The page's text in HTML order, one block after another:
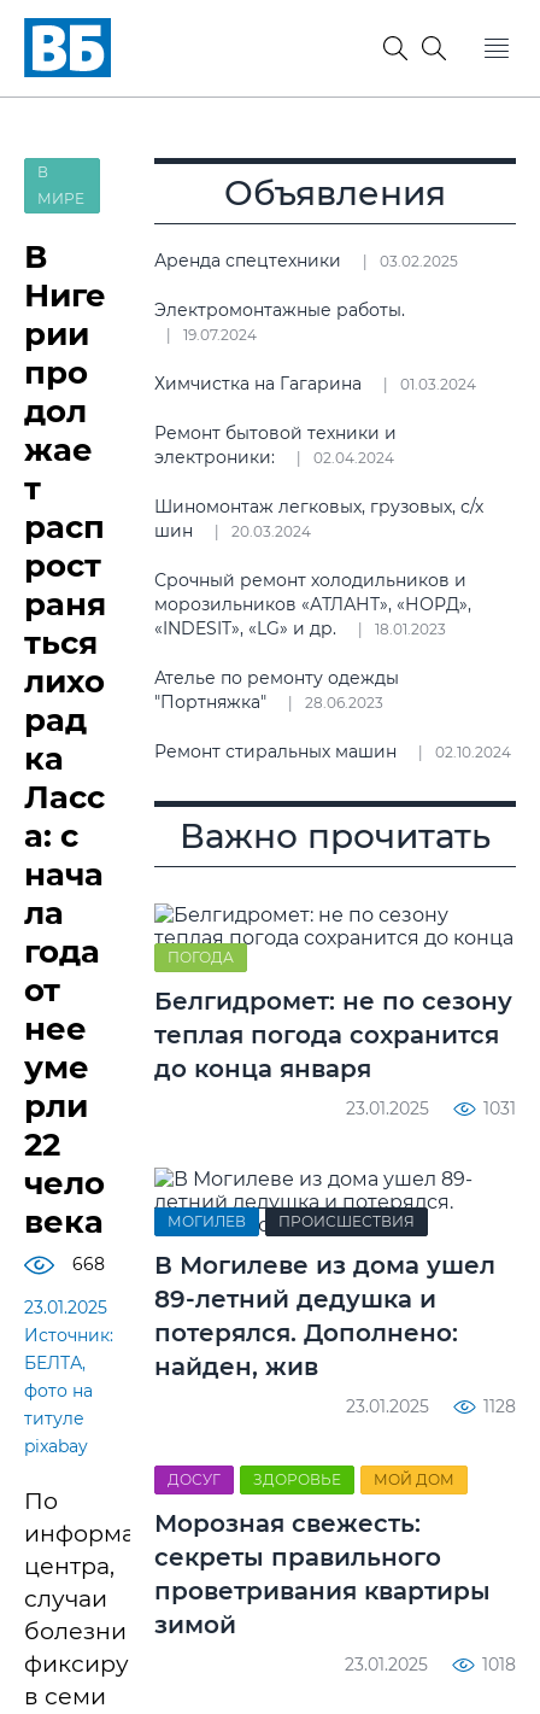
В
МИРЕ
В
Ниге
рии
про
дол
жае
т
расп
рост
раня
ться
лихо
рад
ка
Ласс
а: с
нача
ла
года
от
нее
уме
рли
22
чело
века
668
23.01.2025
Источник:
БЕЛТА,
фото на
титуле
pixabay
По
информации
центра,
случаи
болезни
фиксируются
в семи
Объявления
Аренда спецтехники 03.02.2025
Электромонтажные работы.
19.07.2024
Химчистка на Гагарина 01.03.2024
Ремонт бытовой техники и
электроники:
02.04.2024
Шиномонтаж легковых, грузовых, с/х
шин
20.03.2024
Срочный ремонт холодильников и
морозильников «АТЛАНТ», «НОРД»,
«INDESIT», «LG» и др.
18.01.2023
Ателье по ремонту одежды
"Портняжка"
28.06.2023
Ремонт стиральных машин 02.10.2024
Важно прочитать
ПОГОДА
Белгидромет: не по сезону
теплая погода сохранится
до конца января
23.01.2025 1031
МОГИЛЕВ ПРОИСШЕСТВИЯ
В Могилеве из дома ушел
89-летний дедушка и
потерялся. Дополнено:
найден, жив
23.01.2025 1128
ДОСУГ ЗДОРОВЬЕ МОЙ ДОМ
Морозная свежесть:
секреты правильного
проветривания квартиры
зимой
23.01.2025 1018